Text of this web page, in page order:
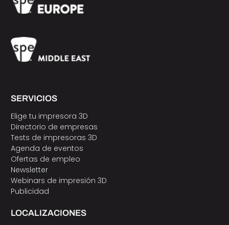
SERVICIOS
Elige tu impresora 3D
Directorio de empresas
Tests de impresoras 3D
Agenda de eventos
Ofertas de empleo
Newsletter
Webinars de impresión 3D
Publicidad
LOCALIZACIONES